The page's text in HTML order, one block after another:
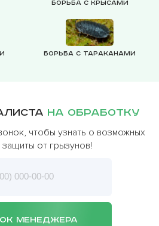
Борьба с крысами
Борьба с тараканами
на обработку
чтобы узнать о возможных
от грызунов!
МЕНЕДЖЕРА